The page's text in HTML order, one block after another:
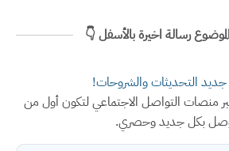
رسالة اخيرة بالأسفل 👇
جديد التحديثات والشروحات!
منصات التواصل الاجتماعي لتكون أول من
بكل جديد وحصري.